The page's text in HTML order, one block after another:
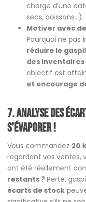
charge d’une
secs, boissons…).
Motiver avec
Pourquoi ne pas
réduire le
des inventaires
objectif est
et encourage
7. Analyse des
s’évaporer !
Vous commandez 20
regardant vos ventes,
ont été réellement
restants ? Perte,
écarts de stock